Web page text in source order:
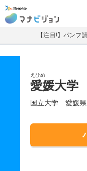
マナビジ
【注目!】パンフ
えひめ
愛媛大学
国立大学 愛媛県